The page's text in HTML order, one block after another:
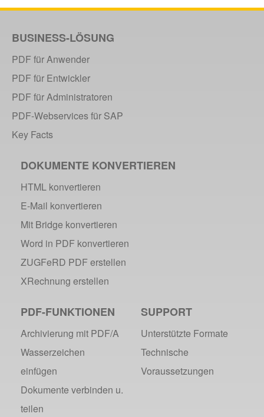
BUSINESS-LÖSUNG
PDF für Anwender
PDF für Entwickler
PDF für Administratoren
PDF-Webservices für SAP
Key Facts
DOKUMENTE KONVERTIEREN
HTML konvertieren
E-Mail konvertieren
Mit Bridge konvertieren
Word in PDF konvertieren
ZUGFeRD PDF erstellen
XRechnung erstellen
PDF-FUNKTIONEN
Archivierung mit PDF/A
Wasserzeichen
einfügen
Dokumente verbinden u.
teilen
SUPPORT
Unterstützte Formate
Technische
Voraussetzungen